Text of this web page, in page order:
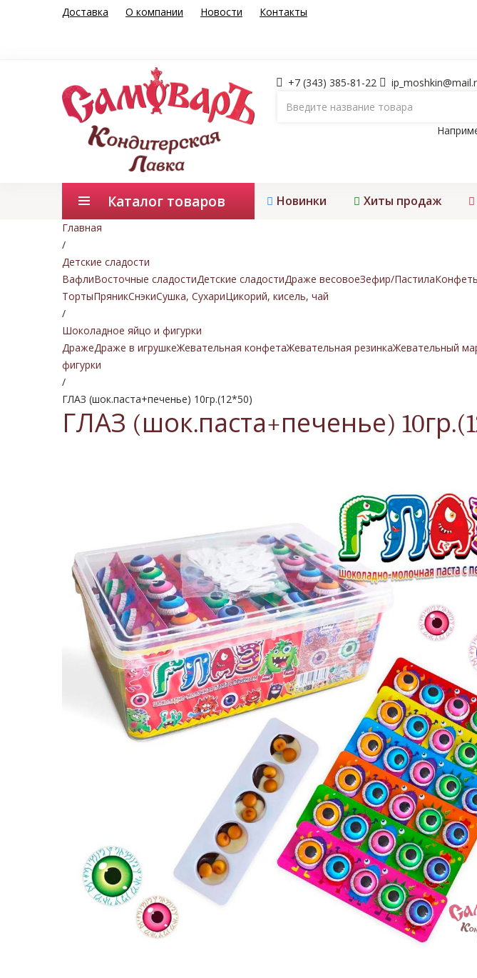
Доставка О компании Новости Контакты
+7 (343) 385-81-22
Каталог товаров Новинки Хиты продаж
Главная
/
Детские сладости
ВафлиВосточные сладостиДетские сладостиДраже весовоеЗефир/Пастила
ТортыПряникСнэкиСушка, СухариЦикорий, кисель, чай
/
Шоколадное яйцо и фигурки
ДражеДраже в игрушкеЖевательная конфетаЖевательная резинкаЖевательный
фигурки
/
ГЛАЗ (шок.паста+печенье) 10гр.(12*50)
ГЛАЗ (шок.паста+печенье)